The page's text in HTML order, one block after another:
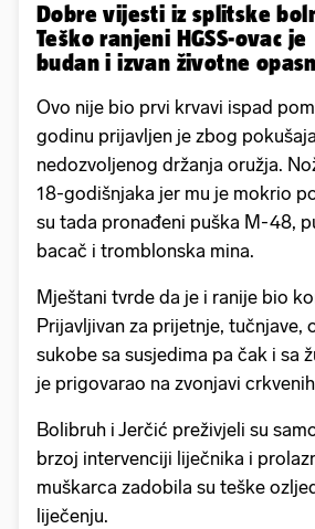
Dobre vijesti iz splitske
Teško ranjeni HGSS-ovac je
budan i izvan životne
Ovo nije bio prvi krvavi ispad
godinu prijavljen je zbog
nedozvoljenog držanja oružja.
18-godišnjaka jer mu je mokrio
su tada pronađeni puška M-48,
bacač i tromblonska mina.
Mještani tvrde da je i ranije bio
Prijavljivan za prijetnje, tučnjave,
sukobe sa susjedima pa čak i sa
je prigovarao na zvonjavi
Bolibruh i Jerčić preživjeli su
brzoj intervenciji liječnika i
muškarca zadobila su teške
liječenju.